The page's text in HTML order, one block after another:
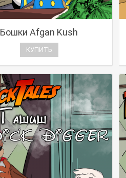
Бошки Afgan Kush
КУПИТЬ